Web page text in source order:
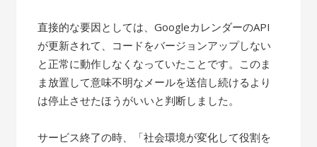
直接的な要因としては、GoogleカレンダーのAPI
が更新されて、コードをバージョンアップしない
と正常に動作しなくなっていたことです。このま
ま放置して意味不明なメールを送信し続けるより
は停止させたほうがいいと判断しました。
サービス終了の時、「社会環境が変化して役割を